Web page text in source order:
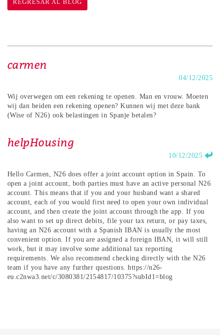
REGRESAR AL BLOG
carmen
04/12/2025
Wij overwegen om een rekening te openen. Man en vrouw. Moeten
wij dan beiden een rekening openen? Kunnen wij met deze bank
(Wise of N26) ook belastingen in Spanje betalen?
helpHousing
10/12/2025
Hello Carmen, N26 does offer a joint account option in Spain. To
open a joint account, both parties must have an active personal N26
account. This means that if you and your husband want a shared
account, each of you would first need to open your own individual
account, and then create the joint account through the app. If you
also want to set up direct debits, file your tax return, or pay taxes,
having an N26 account with a Spanish IBAN is usually the most
convenient option. If you are assigned a foreign IBAN, it will still
work, but it may involve some additional tax reporting
requirements. We also recommend checking directly with the N26
team if you have any further questions. https://n26-
eu.c2nwa3.net/c/3080381/2154817/10375?subId1=blog